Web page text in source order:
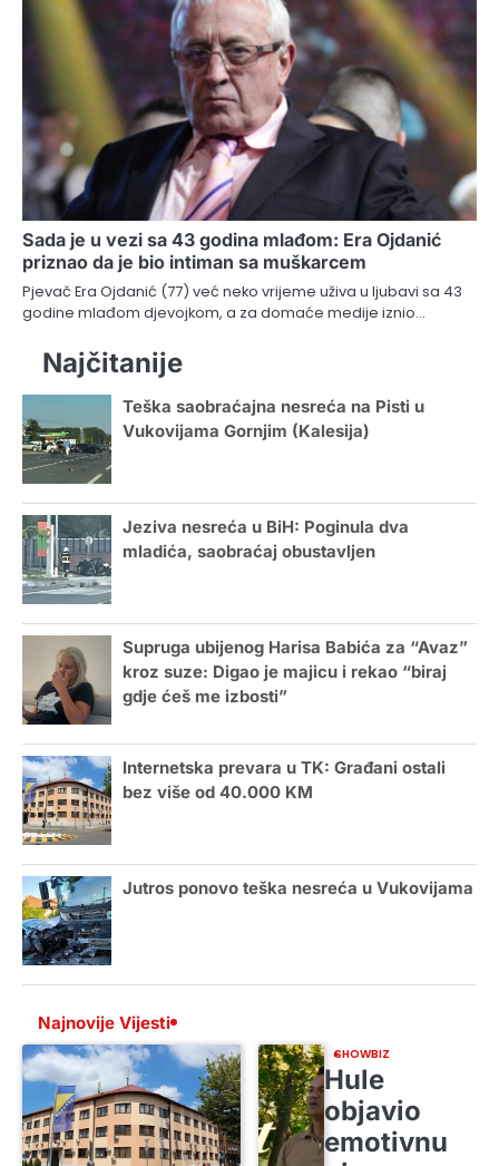
Sada je u vezi sa 43 godina mlađom: Era Ojdanić
priznao da je bio intiman sa muškarcem
Pjevač Era Ojdanić (77) već neko vrijeme uživa u ljubavi sa 43
godine mlađom djevojkom, a za domaće medije iznio…
Najčitanije
Teška saobraćajna nesreća na Pisti u
Vukovijama Gornjim (Kalesija)
Jeziva nesreća u BiH: Poginula dva
mladića, saobraćaj obustavljen
Supruga ubijenog Harisa Babića za “Avaz”
kroz suze: Digao je majicu i rekao “biraj
gdje ćeš me izbosti”
Internetska prevara u TK: Građani ostali
bez više od 40.000 KM
Jutros ponovo teška nesreća u Vukovijama
Najnovije Vijesti
SHOWBIZ
Hule
objavio
emotivnu